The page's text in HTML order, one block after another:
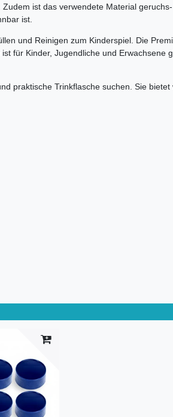
ist das verwendete Material
ist.
und Reinigen zum Kinderspiel. Die
für Kinder, Jugendliche und Erwachsene
praktische Trinkflasche suchen. Sie bietet